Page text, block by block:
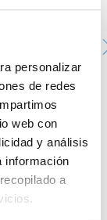
personalizar
de redes
web con
y análisis
información
a
largas.